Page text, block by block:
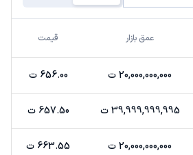
عمق بازار قیمت
20,000,000,000 ت 656.00 ت
39,999,999,995 ت 657.50 ت
20,000,000,000 ت 663.55 ت